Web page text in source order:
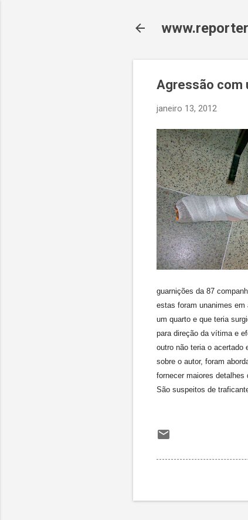
Agressão com
janeiro 13, 2012
guarnições da 87
estas foram unanimes
um quarto e que teria
para direção da vítima e
outro não teria o acertado
sobre o autor, foram
fornecer maiores
São suspeitos de